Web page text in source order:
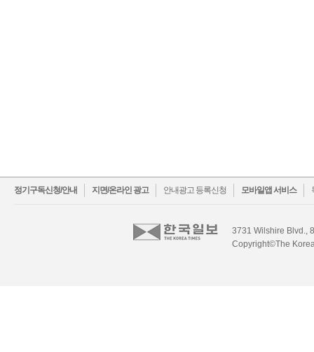
정기구독신청/안내 지면/온라인 광고 안내광고 등록신청 모바일앱 서비스
facebook
twitter
3731 Wilshire Blvd.,
Copyright©The